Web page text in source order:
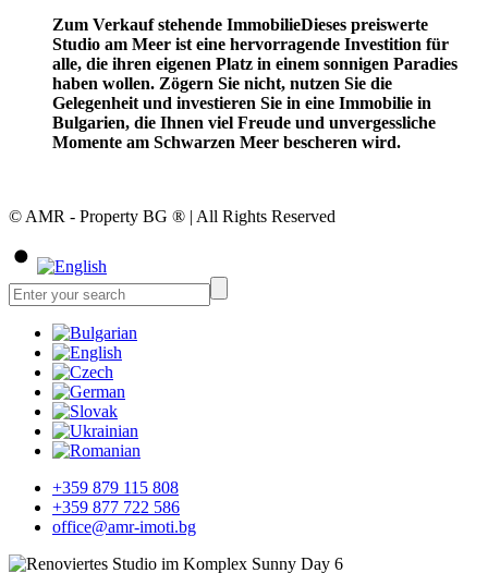
Zum Verkauf stehende ImmobilieDieses preiswerte
Studio am Meer ist eine hervorragende Investition für
alle, die ihren eigenen Platz in einem sonnigen Paradies
haben wollen. Zögern Sie nicht, nutzen Sie die
Gelegenheit und investieren Sie in eine Immobilie in
Bulgarien, die Ihnen viel Freude und unvergessliche
Momente am Schwarzen Meer bescheren wird.
© AMR - Property BG ® | All Rights Reserved
+359 879 115 808
+359 877 722 586
office@amr-imoti.bg